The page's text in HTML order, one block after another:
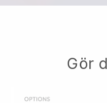
Gör